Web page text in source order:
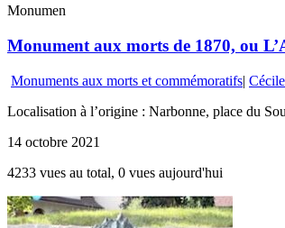
Monumen
Monument aux morts de 1870, ou
Monuments aux morts et commémoratifs|
Localisation à l’origine : Narbonne, place du
14 octobre 2021
4233 vues au total, 0 vues aujourd'hui